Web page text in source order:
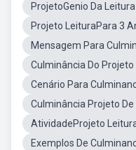
ProjetoGenio Da Leitura
Projeto LeituraPara 3
Mensagem Para
Culminância Do
Cenário Para
Culminância Projeto
AtividadeProjeto
Exemplos De